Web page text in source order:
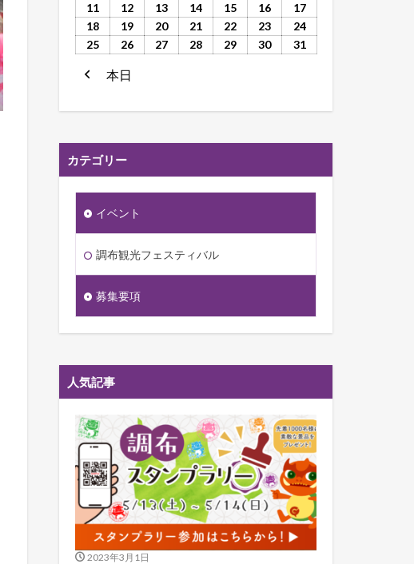
11
12 13 14 15 16
17
18
19 20 21 22 23
24
25
26 27 28 29 30 31
前
本日
カテゴリー
イベント
調布観光フェスティバル
募集要項
人気記事
2023年3月1日